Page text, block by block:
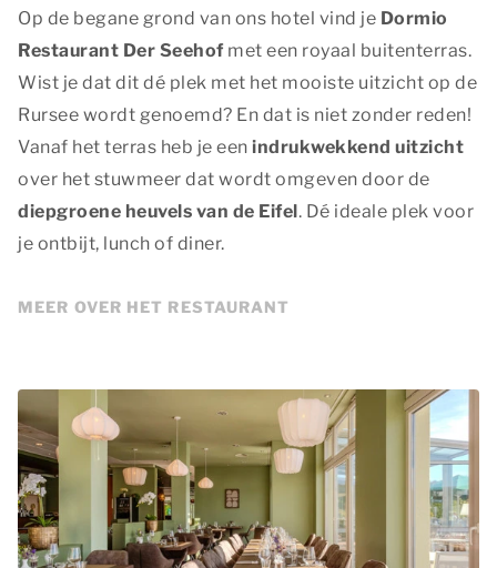
Op de begane grond van ons hotel vind je Dormio
Restaurant Der Seehofmet een royaal buitenterras.
Wist je dat dit dé plek met het mooiste uitzicht op de
Rursee wordt genoemd? En dat is niet zonder reden!
Vanaf het terras heb je een indrukwekkend uitzicht
over het stuwmeer dat wordt omgeven door de
diepgroene heuvels van de Eifel. Dé ideale plek voor
je ontbijt, lunch of diner.
MEER OVER HET RESTAURANT